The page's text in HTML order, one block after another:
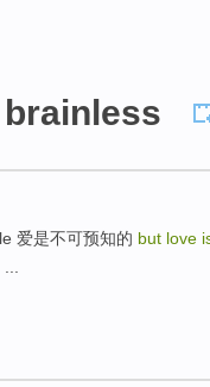
爱是不可预知的 but love